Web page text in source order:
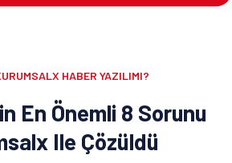
HABER YAZILIMI?
En Önemli 8 Sorunu
Ile Çözüldü